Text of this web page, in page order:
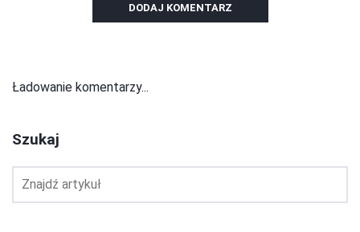
DODAJ KOMENTARZ
Ładowanie komentarzy...
Szukaj